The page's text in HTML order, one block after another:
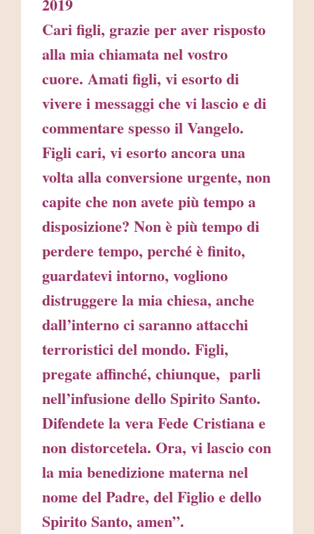
2019
Cari figli, grazie per aver risposto
alla mia chiamata nel vostro
cuore. Amati figli, vi esorto di
vivere i messaggi che vi lascio e di
commentare spesso il Vangelo.
Figli cari, vi esorto ancora una
volta alla conversione urgente, non
capite che non avete più tempo a
disposizione? Non è più tempo di
perdere tempo, perché è finito,
guardatevi intorno, vogliono
distruggere la mia chiesa, anche
dall’interno ci saranno attacchi
terroristici del mondo. Figli,
pregate affinché, chiunque, parli
nell’infusione dello Spirito Santo.
Difendete la vera Fede Cristiana e
non distorcetela. Ora, vi lascio con
la mia benedizione materna nel
nome del Padre, del Figlio e dello
Spirito Santo, amen”.